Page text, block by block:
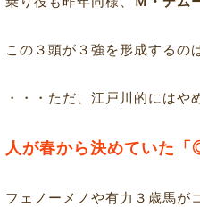
この３頭が３強を形成するの
・・・ただ、江戸川的にはや
人が春から決めていた「
フェノーメノや有力３歳馬が